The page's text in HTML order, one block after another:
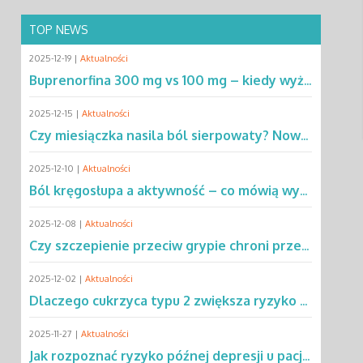
TOP NEWS
2025-12-19 | Aktualności
Buprenorfina 300 mg vs 100 mg – kiedy wyższa dawka ma przewagę? Sprawdź!
2025-12-15 | Aktualności
Czy miesiączka nasila ból sierpowaty? Nowe dane zmieniają podejście do SCD
2025-12-10 | Aktualności
Ból kręgosłupa a aktywność – co mówią wyniki rocznej obserwacji?
2025-12-08 | Aktualności
Czy szczepienie przeciw grypie chroni przed chorobą Parkinsona?
2025-12-02 | Aktualności
Dlaczego cukrzyca typu 2 zwiększa ryzyko gruźlicy? Poznaj mechanizmy
2025-11-27 | Aktualności
Jak rozpoznać ryzyko późnej depresji u pacjentów po leczeniu raka?